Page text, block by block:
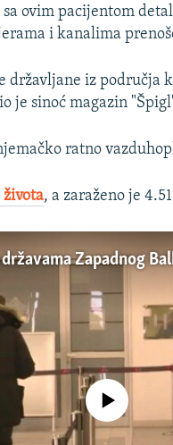
ovim pacijentom
i kanalima
državljane iz područja
je sinoć magazin
ratno
života, a zaraženo je
Zapadnog
No media source